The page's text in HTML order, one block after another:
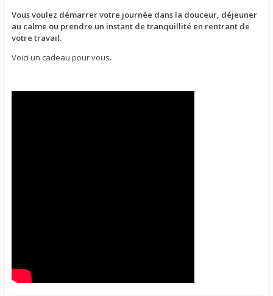
Vous voulez démarrer votre journée dans la douceur, déjeuner
au calme ou prendre un instant de tranquillité en rentrant de
votre travail.
Voici un cadeau pour vous.